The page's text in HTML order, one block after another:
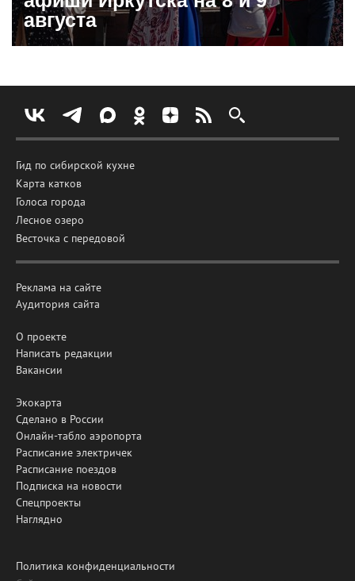
августа
Гид по сибирской кухне
Карта катков
Голоса города
Лесное озеро
Весточка с передовой
Реклама на сайте
Аудитория сайта
О проекте
Написать редакции
Вакансии
Экокарта
Сделано в России
Онлайн-табло аэропорта
Расписание электричек
Расписание поездов
Подписка на новости
Спецпроекты
Наглядно
Политика конфиденциальности